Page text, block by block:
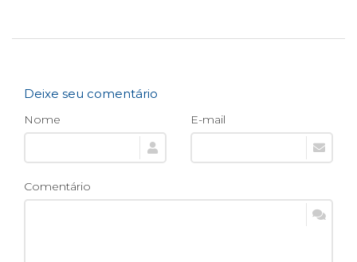
Deixe seu comentário
Nome E-mail
Comentário